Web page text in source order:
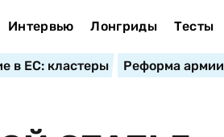
Интервью Лонгриды Тесты
в ЕС: кластеры Реформа армии